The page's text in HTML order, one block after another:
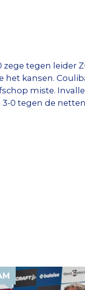
zege tegen leider
het kansen.
miste.
0 tegen de